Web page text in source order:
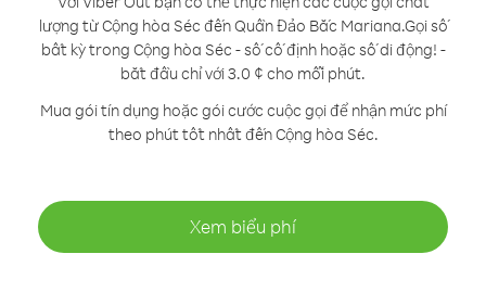
lượng từ Cộng hòa Séc đến Quần Đảo Bắc Mariana.Gọi số
bất kỳ trong Cộng hòa Séc - số cố định hoặc số di động! -
bắt đầu chỉ với 3.0 ¢ cho mỗi phút.
Mua gói tín dụng hoặc gói cước cuộc gọi để nhận mức phí
theo phút tốt nhất đến Cộng hòa Séc.
Xem biểu phí